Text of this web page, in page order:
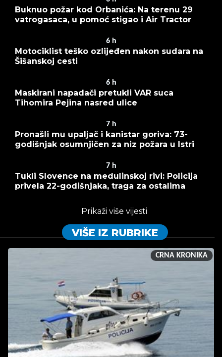
Buknuo požar kod Orbanića: Na terenu 29
vatrogasaca, u pomoć stigao i Air Tractor
6 h
Motociklist teško ozlijeđen nakon sudara na
Šišanskoj cesti
6 h
Maskirani napadači pretukli VAR suca
Tihomira Pejina nasred ulice
7 h
Pronašli mu upaljač i kanistar goriva: 73-
godišnjak osumnjičen za niz požara u Istri
7 h
Tukli Slovence na medulinskoj rivi: Policija
privela 22-godišnjaka, traga za ostalima
Prikaži više vijesti
VIŠE IZ RUBRIKE
CRNA KRONIKA